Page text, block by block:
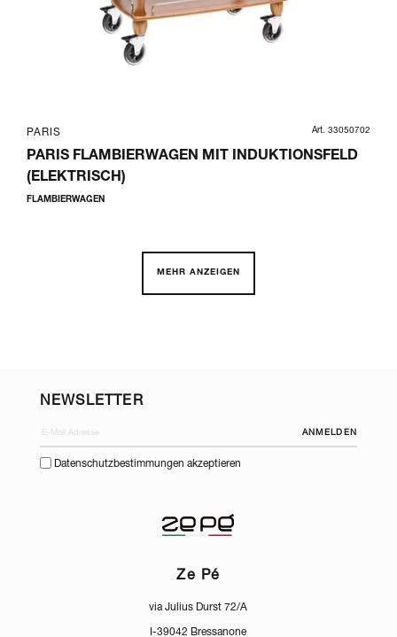
PARIS Art. 33050702
PARIS FLAMBIERWAGEN MIT INDUKTIONSFELD
(ELEKTRISCH)
FLAMBIERWAGEN
MEHR ANZEIGEN
NEWSLETTER
ANMELDEN
Datenschutzbestimmungen akzeptieren
Ze Pé
via Julius Durst 72/A
I-39042 Bressanone